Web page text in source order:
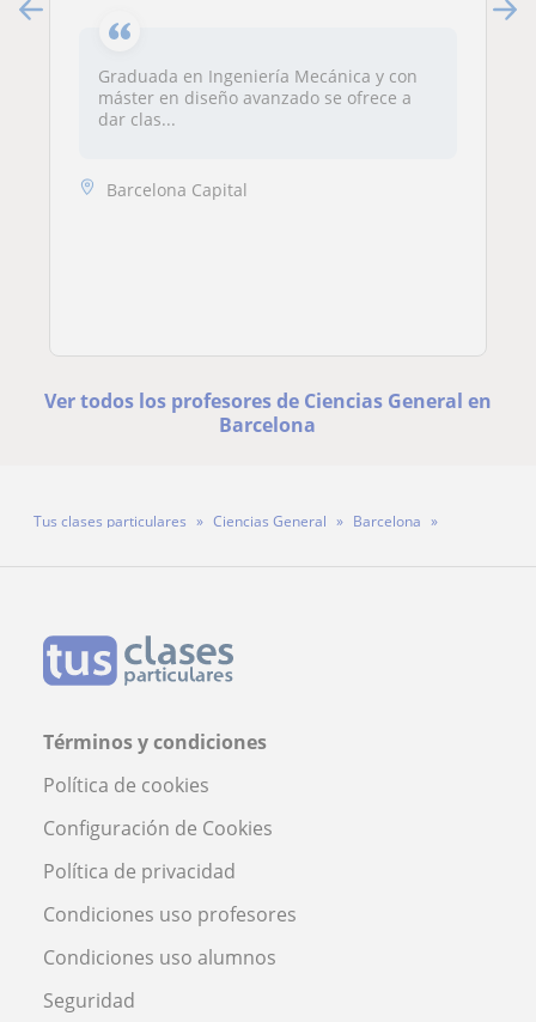
Graduada en Ingeniería Mecánica y con
máster en diseño avanzado se ofrece a
dar clas...
Barcelona Capital
Ver todos los profesores de Ciencias General en
Barcelona
Tus clases particulares Ciencias General
Barcelona
Términos y condiciones
Política de cookies
Configuración de Cookies
Política de privacidad
Condiciones uso profesores
Condiciones uso alumnos
Seguridad